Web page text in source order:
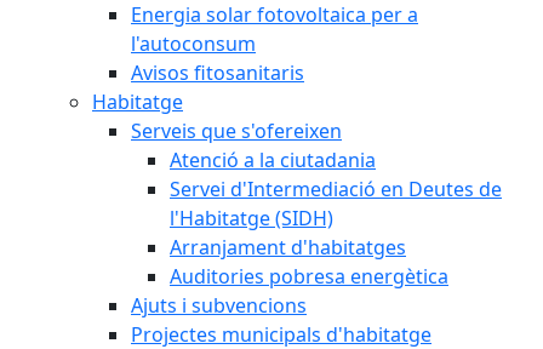
Energia solar fotovoltaica per a
l'autoconsum
Avisos fitosanitaris
Habitatge
Serveis que s'ofereixen
Atenció a la ciutadania
Servei d'Intermediació en Deutes de
l'Habitatge (SIDH)
Arranjament d'habitatges
Auditories pobresa energètica
Ajuts i subvencions
Projectes municipals d'habitatge